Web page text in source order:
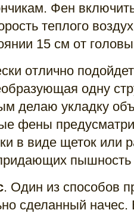
Фен
теплого
15 см от
отлично
одну
делаю укладку
фены
в виде щеток или
пышность
. Один из способов
сделанный начес.